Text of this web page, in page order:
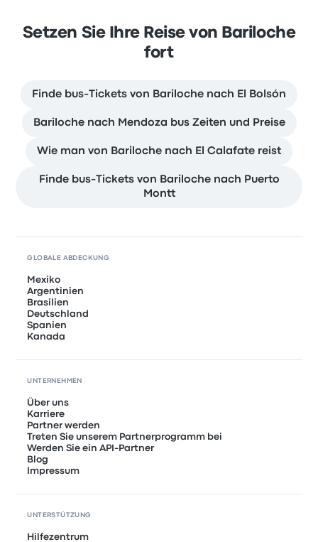
Setzen Sie Ihre Reise von Bariloche
fort
Finde bus-Tickets von Bariloche nach El Bolsón
Bariloche nach Mendoza bus Zeiten und Preise
Wie man von Bariloche nach El Calafate reist
Finde bus-Tickets von Bariloche nach Puerto
Montt
GLOBALE ABDECKUNG
Mexiko
Argentinien
Brasilien
Deutschland
Spanien
Kanada
UNTERNEHMEN
Über uns
Karriere
Partner werden
Treten Sie unserem Partnerprogramm bei
Werden Sie ein API-Partner
Blog
Impressum
UNTERSTÜTZUNG
Hilfezentrum